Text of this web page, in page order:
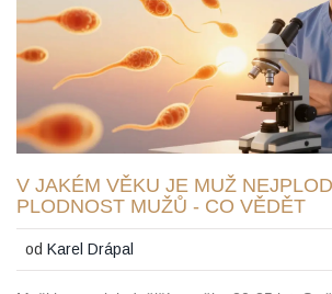
V JAKÉM VĚKU JE MUŽ
PLODNOST MUŽŮ - CO VĚDĚT
odKarel Drápal